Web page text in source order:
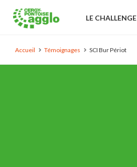
LE CHALLENGE
Accueil Témoignages SCI Bur Périot